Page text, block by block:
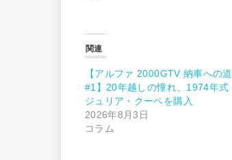
関連
【アルファ 2000GTV 納車への道
#1】20年越しの憧れ、1974年式
ジュリア・クーペを購入
2026年8月3日
コラム